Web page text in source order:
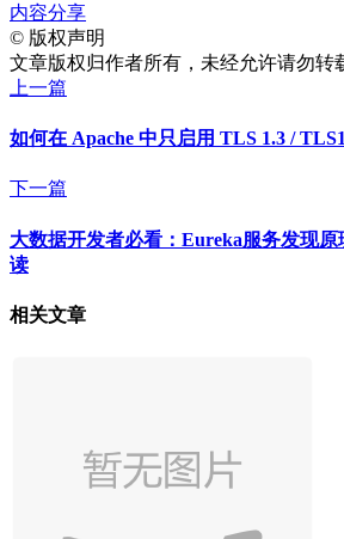
内容分享
© 版权声明
文章版权归作者所有，未经允许请勿转
上一篇
如何在 Apache 中只启用 TLS 1.3 /
下一篇
大数据开发者必看：Eureka服务发现
读
相关文章